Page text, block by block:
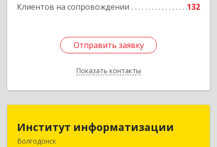
Клиентов на сопровождении 132
Отправить заявку
Показать контакты
Отправить заявку
Назад
Институт информатизации
Волгодонск
Институт информатизации
347383, Ростовская обл, Волгодонск г, Маршала